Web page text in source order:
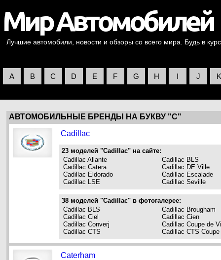
Лучшие автомобили, новости и обзоры со всего мира. Будь в
A B C D E F G H I J K
АВТОМОБИЛЬНЫЕ БРЕНДЫ НА БУКВУ "C"
Cadillac
23 моделей "Cadillac" на сайте:
Cadillac Allante
Cadillac BLS
Cadillac Catera
Cadillac DE Ville
Cadillac Eldorado
Cadillac Escalade
Cadillac LSE
Cadillac Seville
38 моделей "Cadillac" в фотогалерее:
Cadillac BLS
Cadillac Brougham
Cadillac Ciel
Cadillac Cien
Cadillac Converj
Cadillac Coupe de
Cadillac CTS
Cadillac CTS Coupe
Caterham